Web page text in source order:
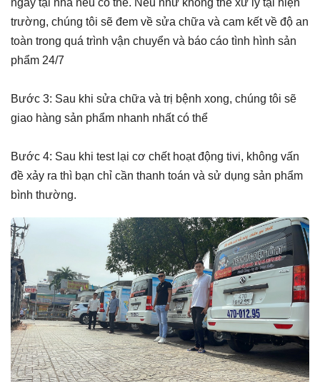
trường, chúng tôi sẽ đem về sửa chữa và cam kết về độ an
toàn trong quá trình vận chuyển và báo cáo tình hình sản
phẩm 24/7
Bước 3: Sau khi sửa chữa và trị bệnh xong, chúng tôi sẽ
giao hàng sản phẩm nhanh nhất có thể
Bước 4: Sau khi test lại cơ chết hoạt động tivi, không vấn
đề xảy ra thì bạn chỉ cần thanh toán và sử dụng sản phẩm
bình thường.